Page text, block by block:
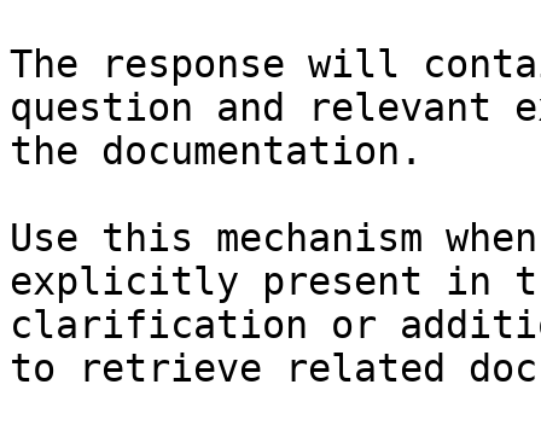
The response will
question and relevant
the documentation.
Use this mechanism
explicitly present in
clarification or